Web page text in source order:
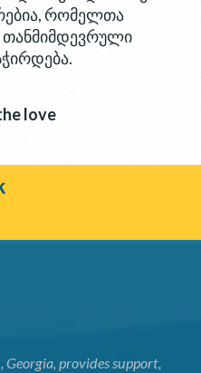
რომელთა
თანმიმდევრული
love
provides support,